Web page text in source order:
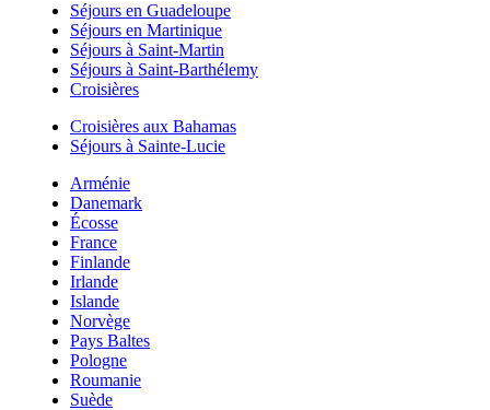
Séjours en Guadeloupe
Séjours en Martinique
Séjours à Saint-Martin
Séjours à Saint-Barthélemy
Croisières
Croisières aux Bahamas
Séjours à Sainte-Lucie
Arménie
Danemark
Écosse
France
Finlande
Irlande
Islande
Norvège
Pays Baltes
Pologne
Roumanie
Suède